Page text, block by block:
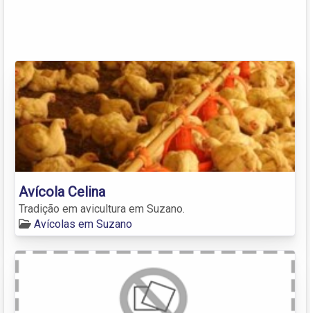
Avícola Celina
Tradição em avicultura em Suzano.
Avícolas em Suzano